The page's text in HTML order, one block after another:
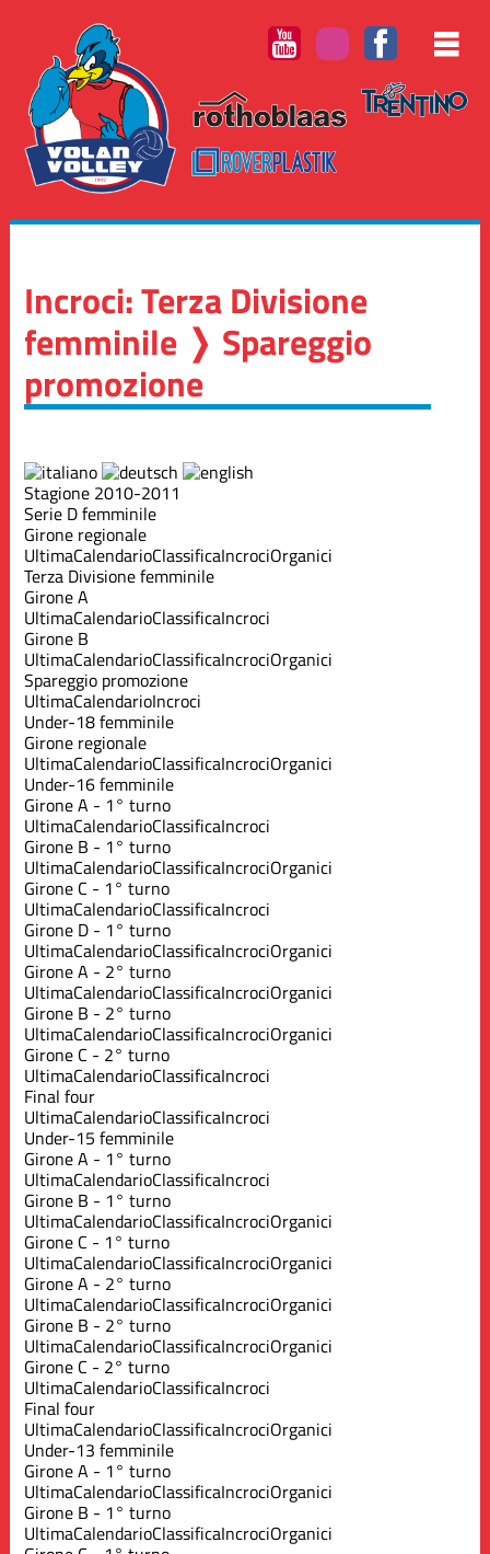
Incroci: Terza Divisione
femminile ❭ Spareggio
promozione
Stagione 2010-2011
Serie D femminile
Girone regionale
UltimaCalendarioClassificaIncrociOrganici
Terza Divisione femminile
Girone A
UltimaCalendarioClassificaIncroci
Girone B
UltimaCalendarioClassificaIncrociOrganici
Spareggio promozione
UltimaCalendarioIncroci
Under-18 femminile
Girone regionale
UltimaCalendarioClassificaIncrociOrganici
Under-16 femminile
Girone A - 1° turno
UltimaCalendarioClassificaIncroci
Girone B - 1° turno
UltimaCalendarioClassificaIncrociOrganici
Girone C - 1° turno
UltimaCalendarioClassificaIncroci
Girone D - 1° turno
UltimaCalendarioClassificaIncrociOrganici
Girone A - 2° turno
UltimaCalendarioClassificaIncrociOrganici
Girone B - 2° turno
UltimaCalendarioClassificaIncrociOrganici
Girone C - 2° turno
UltimaCalendarioClassificaIncroci
Final four
UltimaCalendarioClassificaIncroci
Under-15 femminile
Girone A - 1° turno
UltimaCalendarioClassificaIncroci
Girone B - 1° turno
UltimaCalendarioClassificaIncrociOrganici
Girone C - 1° turno
UltimaCalendarioClassificaIncrociOrganici
Girone A - 2° turno
UltimaCalendarioClassificaIncrociOrganici
Girone B - 2° turno
UltimaCalendarioClassificaIncrociOrganici
Girone C - 2° turno
UltimaCalendarioClassificaIncroci
Final four
UltimaCalendarioClassificaIncrociOrganici
Under-13 femminile
Girone A - 1° turno
UltimaCalendarioClassificaIncrociOrganici
Girone B - 1° turno
UltimaCalendarioClassificaIncrociOrganici